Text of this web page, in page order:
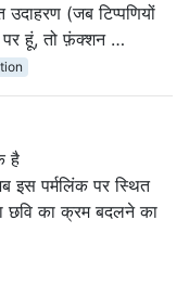
(जब टिप्पणियों
पर हूं, तो फ़ंक्शन …
है
पर्मलिंक पर स्थित
छवि का क्रम बदलने का